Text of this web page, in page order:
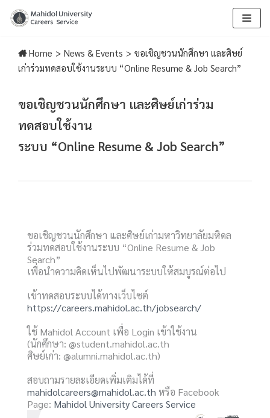
to
content
Home > News & Events > ขอเชิญชวนนักศึกษา และศิษย์
เก่าร่วมทดสอบใช้งานระบบ “Online Resume & Job Search”
ขอเชิญชวนนักศึกษา และศิษย์เก่าร่วม
ทดสอบใช้งาน
ระบบ “Online Resume & Job Search”
ขอเชิญชวนนักศึกษา และศิษย์เก่ามหาวิทยาลัยมหิดล
ร่วมทดสอบใช้งานระบบ “Online Resume & Job
Search”
เพื่อนำความคิดเห็นไปพัฒนาระบบให้สมบูรณ์ต่อไป
เข้าทดสอบระบบได้ทางเว็บไซต์
https://careers.mahidol.ac.th/jobsearch/
ใช้ Mahidol Account เพื่อ Login เข้าใช้งาน
(นักศึกษา: @student.mahidol.ac.th
ศิษย์เก่า: @alumni.mahidol.ac.th)
สอบถามรายละเอียดเพิ่มเติมได้ที่
mahidolcareers@mahidol.ac.th หรือ Facebook
Page: Mahidol University Careers Service